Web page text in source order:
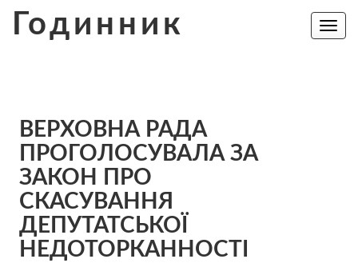
Годинник
Toggle
ВЕРХОВНА РАДА
ПРОГОЛОСУВАЛА ЗА
ЗАКОН ПРО
СКАСУВАННЯ
ДЕПУТАТСЬКОЇ
НЕДОТОРКАННОСТІ